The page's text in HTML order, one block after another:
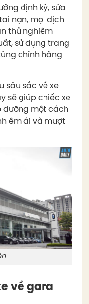
định kỳ, sửa
nạn, mọi dịch
thủ nghiêm
sử dụng trang
chính hãng
sâu sắc về xe
sẽ giúp chiếc xe
dưỡng một cách
êm ái và mượt
về gara